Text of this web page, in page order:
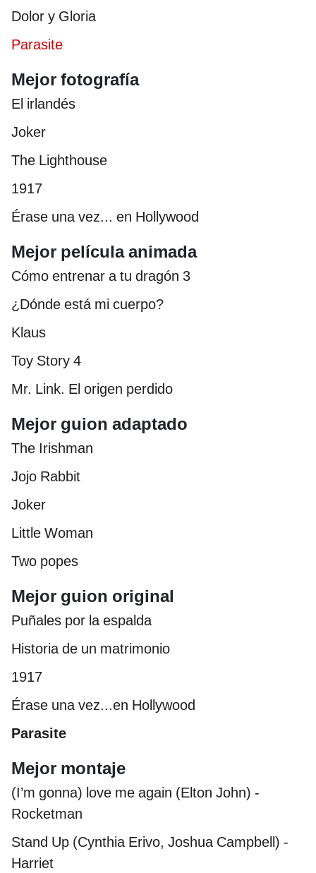
Dolor y Gloria
Parasite
Mejor fotografía
El irlandés
Joker
The Lighthouse
1917
Érase una vez... en Hollywood
Mejor película animada
Cómo entrenar a tu dragón 3
¿Dónde está mi cuerpo?
Klaus
Toy Story 4
Mr. Link. El origen perdido
Mejor guion adaptado
The Irishman
Jojo Rabbit
Joker
Little Woman
Two popes
Mejor guion original
Puñales por la espalda
Historia de un matrimonio
1917
Érase una vez...en Hollywood
Parasite
Mejor montaje
(I’m gonna) love me again (Elton John) -
Rocketman
Stand Up (Cynthia Erivo, Joshua Campbell) -
Harriet